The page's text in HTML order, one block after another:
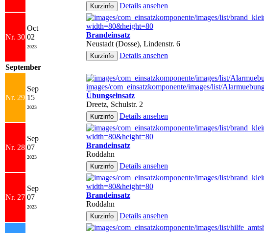
Details ansehen
Nr. 30
Oct
02
2023
Brandeinsatz
Neustadt (Dosse), Lindenstr. 6
Details ansehen
September
Nr. 29
Sep
15
2023
Übungseinsatz
Dreetz, Schulstr. 2
Details ansehen
Nr. 28
Sep
07
2023
Brandeinsatz
Roddahn
Details ansehen
Nr. 27
Sep
07
2023
Brandeinsatz
Roddahn
Details ansehen